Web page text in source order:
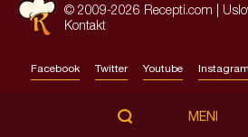
© 2009-2026 Recepti.com |
Kontakt
Facebook Twitter Youtube Instagram